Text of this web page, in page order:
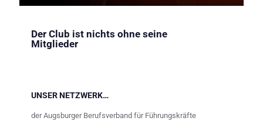
Der Club ist nichts ohne seine
Mitglieder
UNSER NETZWERK…
der Augsburger Berufsverband für Führungskräfte